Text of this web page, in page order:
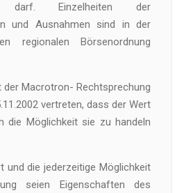
darf. Einzelheiten der
und Ausnahmen sind in der
regionalen Börsenordnung
der Macrotron- Rechtsprechung
vertreten, dass der Wert
die Möglichkeit sie zu handeln
und die jederzeitige Möglichkeit
seien Eigenschaften des